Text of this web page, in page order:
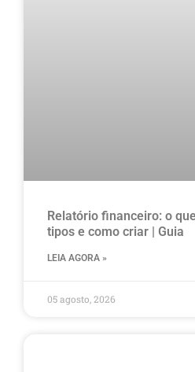
Relatório financeiro: o
tipos e como criar | Guia
LEIA AGORA »
05 agosto, 2026